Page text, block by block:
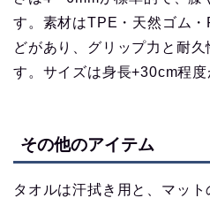
す。素材はTPE・天然ゴム
どがあり、グリップ力と耐
す。サイズは身長+30cm程度
その他のアイテム
タオルは汗拭き用と、マッ